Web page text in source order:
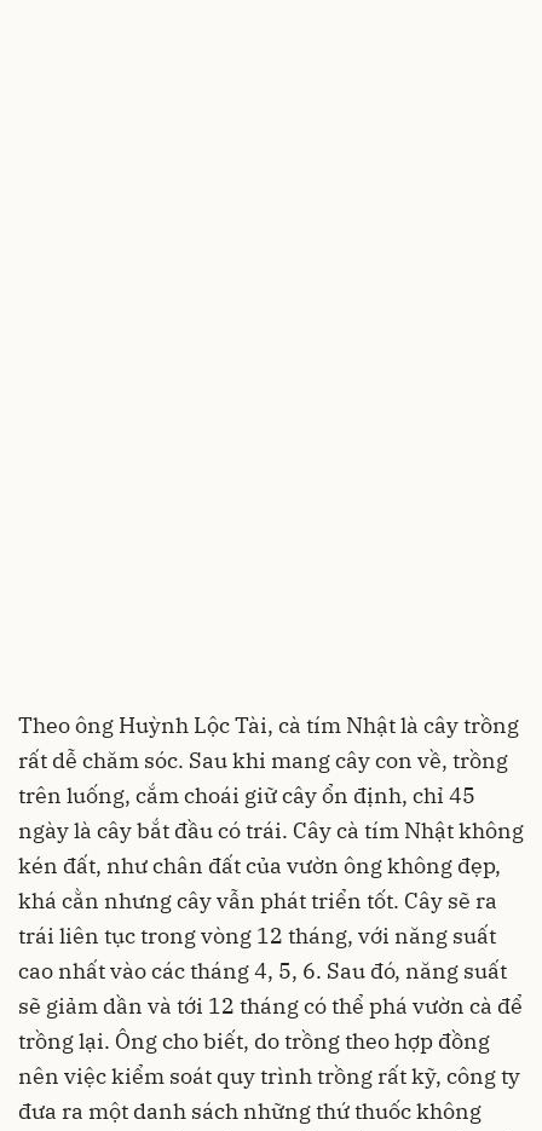
Theo ông Huỳnh Lộc Tài, cà tím Nhật là cây trồng
rất dễ chăm sóc. Sau khi mang cây con về, trồng
trên luống, cắm choái giữ cây ổn định, chỉ 45
ngày là cây bắt đầu có trái. Cây cà tím Nhật không
kén đất, như chân đất của vườn ông không đẹp,
khá cằn nhưng cây vẫn phát triển tốt. Cây sẽ ra
trái liên tục trong vòng 12 tháng, với năng suất
cao nhất vào các tháng 4, 5, 6. Sau đó, năng suất
sẽ giảm dần và tới 12 tháng có thể phá vườn cà để
trồng lại. Ông cho biết, do trồng theo hợp đồng
nên việc kiểm soát quy trình trồng rất kỹ, công ty
đưa ra một danh sách những thứ thuốc không